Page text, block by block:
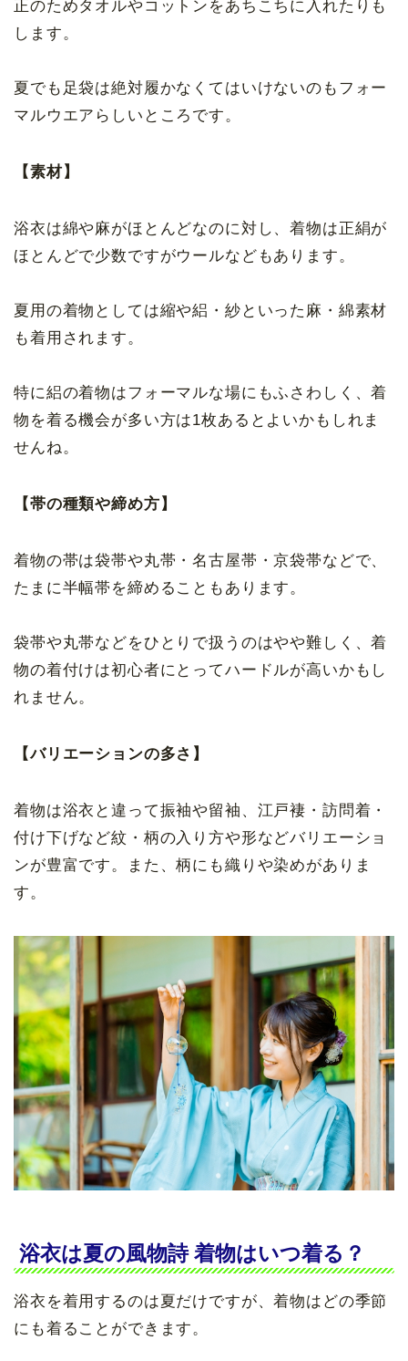
正のためタオルやコットンをあちこちに入れたりも
します。
夏でも足袋は絶対履かなくてはいけないのもフォー
マルウエアらしいところです。
【素材】
浴衣は綿や麻がほとんどなのに対し、着物は正絹が
ほとんどで少数ですがウールなどもあります。
夏用の着物としては縮や絽・紗といった麻・綿素材
も着用されます。
特に絽の着物はフォーマルな場にもふさわしく、着
物を着る機会が多い方は1枚あるとよいかもしれま
せんね。
【帯の種類や締め方】
着物の帯は袋帯や丸帯・名古屋帯・京袋帯などで、
たまに半幅帯を締めることもあります。
袋帯や丸帯などをひとりで扱うのはやや難しく、着
物の着付けは初心者にとってハードルが高いかもし
れません。
【バリエーションの多さ】
着物は浴衣と違って振袖や留袖、江戸褄・訪問着・
付け下げなど紋・柄の入り方や形などバリエーショ
ンが豊富です。また、柄にも織りや染めがありま
す。
浴衣は夏の風物詩 着物はいつ着る？
浴衣を着用するのは夏だけですが、着物はどの季節
にも着ることができます。